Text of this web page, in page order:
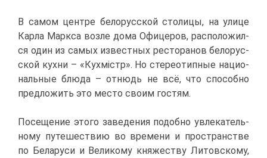
В са­мом цен­тре бе­ло­рус­ской сто­ли­цы, на ули­це
Кар­ла Марк­са воз­ле до­ма Офи­це­ров, рас­по­ло­жил­
ся один из са­мых из­вест­ных ре­сто­ра­нов бе­ло­рус­
ской кух­ни – «Кух­мiстр». Но сте­рео­тип­ные на­ци­о­
наль­ные блю­да – от­нюдь не всё, что спо­соб­но
пред­ло­жить это ме­сто сво­им го­стям.
По­се­ще­ние это­го за­ве­де­ния по­доб­но увле­ка­тель­
но­му пу­те­ше­ствию во вре­ме­ни и про­стран­стве
по Бе­ла­ру­си и Ве­ли­ко­му кня­же­ству Ли­тов­ско­му,